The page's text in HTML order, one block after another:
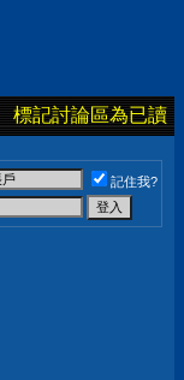
標記討論區為已讀
記住我?